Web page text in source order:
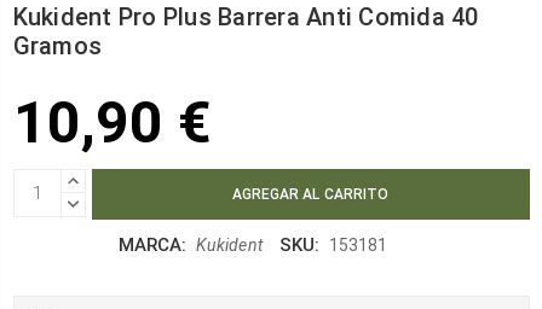
Kukident Pro Plus Barrera Anti Comida 40
Gramos
10,90 €
AUMENTAR
CANTIDAD:
DISMINUIR
MARCA: Kukident SKU: 153181